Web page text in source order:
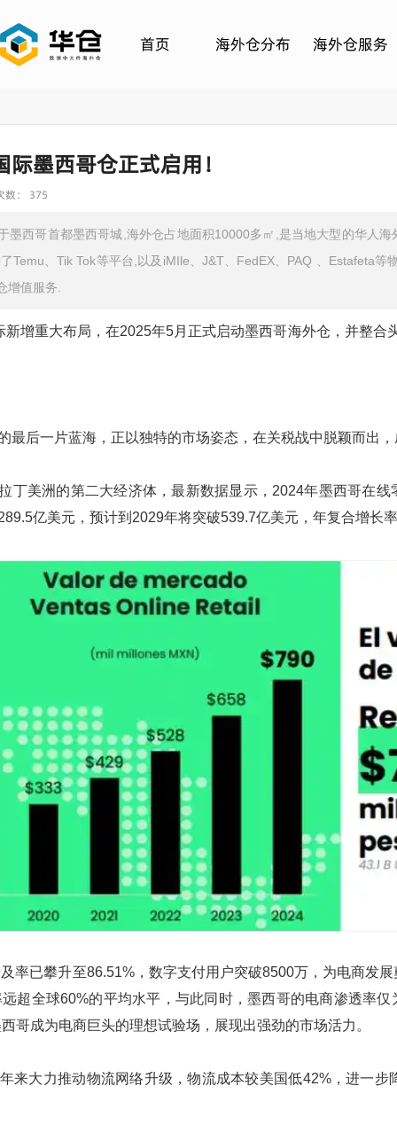
首页 海外仓分布 海外仓服务
墨西哥仓正式启用！
数： 375
墨西哥首都墨西哥城,海外仓占地面积10000多㎡,是当地大型的华人
Temu、Tik Tok等平台,以及iMIle、J&T、FedEX、PAQ 、Estafeta
增值服务.
增重大布局，在2025年5月正式启动墨西哥海外仓，并整合
最后一片蓝海，正以独特的市场姿态，在关税战中脱颖而出
丁美洲的第二大经济体，最新数据显示，2024年墨西哥在
亿美元，预计到2029年将突破539.7亿美元，年复合增长
率已攀升至86.51%，数字支付用户突破8500万，为电商发
超全球60%的平均水平，与此同时，墨西哥的电商渗透率
哥成为电商巨头的理想试验场，展现出强劲的市场活力。
来大力推动物流网络升级，物流成本较美国低42%，进一